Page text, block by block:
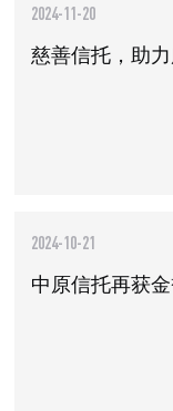
2024-11-20
慈善信托，助
2024-10-21